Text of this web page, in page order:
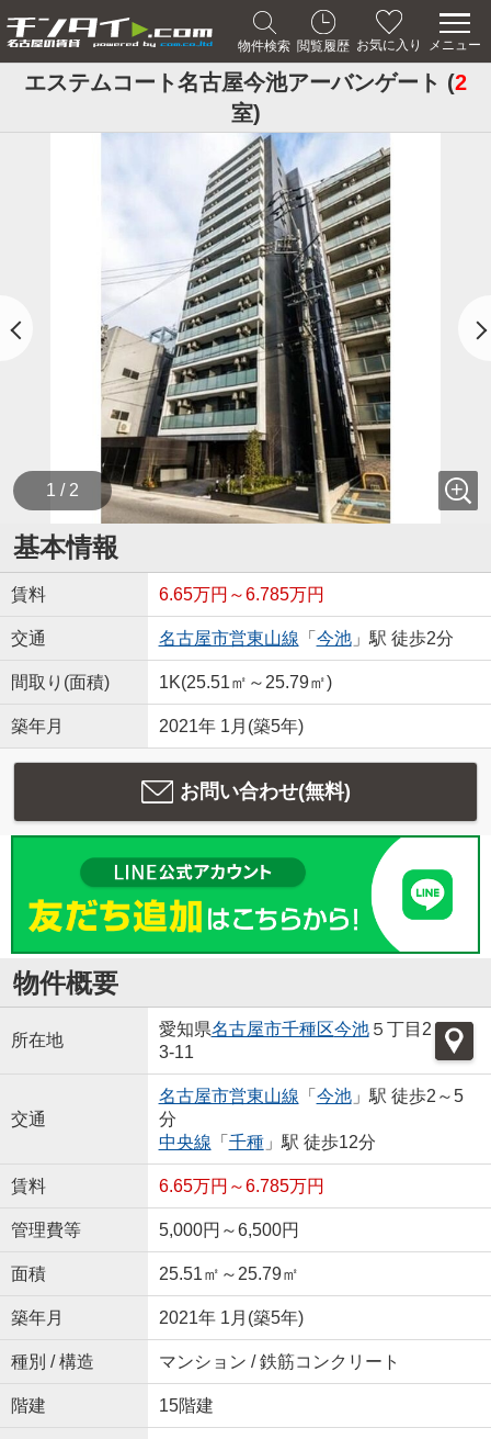
物件検索 閲覧履歴 お気に入り メニュー
エステムコート名古屋今池アーバンゲート (2
室)
1 / 2
基本情報
賃料 6.65万円～6.785万円
交通 名古屋市営東山線 「 今池」駅 徒歩2分
間取り(面積) 1K(25.51㎡～25.79㎡)
築年月 2021年 1月(築5年)
お問い合わせ(無料)
物件概要
所在地
愛知県名古屋市千種区今池５丁目2
3-11
交通
名古屋市営東山線 「 今池」駅 徒歩2～5
分
中央線 「 千種」駅 徒歩12分
賃料 6.65万円～6.785万円
管理費等 5,000円～6,500円
面積 25.51㎡～25.79㎡
築年月 2021年 1月(築5年)
種別 / 構造 マンション / 鉄筋コンクリート
階建 15階建